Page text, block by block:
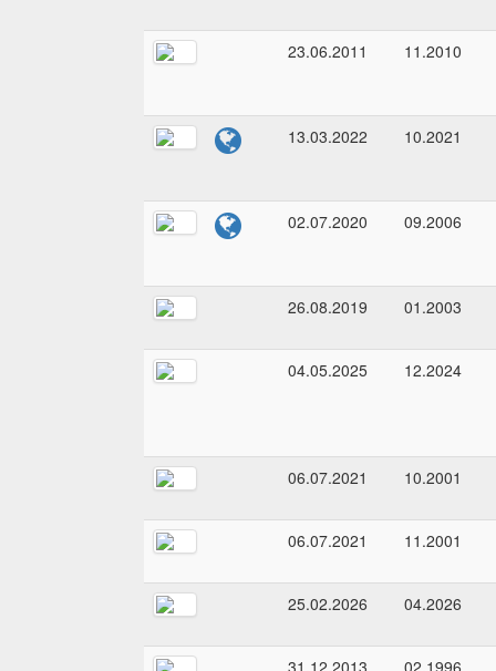
23.06.2011 11.2010
13.03.2022 10.2021
02.07.2020 09.2006
26.08.2019 01.2003
04.05.2025 12.2024
06.07.2021 10.2001
06.07.2021 11.2001
25.02.2026 04.2026